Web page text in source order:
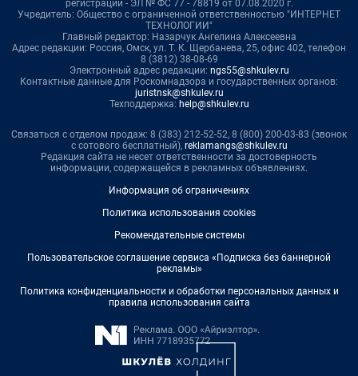
регистрации - ЭЛ № ФС 77 - 78819 от 07.08.2020 г.
Учредитель: Общество с ограниченной ответственностью "ИНТЕРНЕТ
ТЕХНОЛОГИИ"
Главный редактор: Назарчук Ангелина Алексеевна
Адрес редакции: Россия, Омск, ул. Т. К. Щербанева, 25, офис 402, телефон
8 (3812) 38-08-69
Электронный адрес редакции: ngs55@shkulev.ru
Контактные данные для Роскомнадзора и государственных органов:
juristnsk@shkulev.ru
Техподдержка: help@shkulev.ru
Связаться с отделом продаж: 8 (383) 212-52-52, 8 (800) 200-03-83 (звонок
с сотового бесплатный), reklamangs@shkulev.ru
Редакция сайта не несет ответственности за достоверность
информации, содержащейся в рекламных объявлениях.
Информация об ограничениях
Политика использования cookies
Рекомендательные системы
Пользовательское соглашение сервиса «Подписка без баннерной
рекламы»
Политика конфиденциальности и обработки персональных данных и
правила использования сайта